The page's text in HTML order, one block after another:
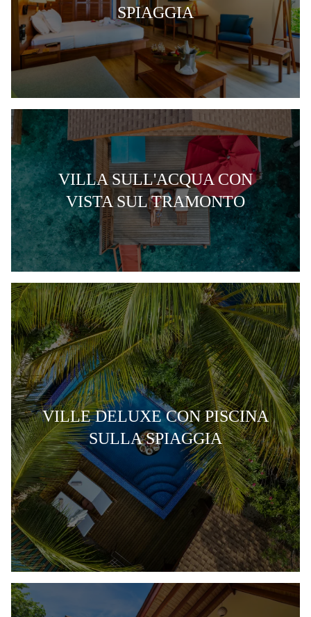
SPIAGGIA
VILLA SULL'ACQUA CON
VISTA SUL TRAMONTO
VILLE DELUXE CON PISCINA
SULLA SPIAGGIA